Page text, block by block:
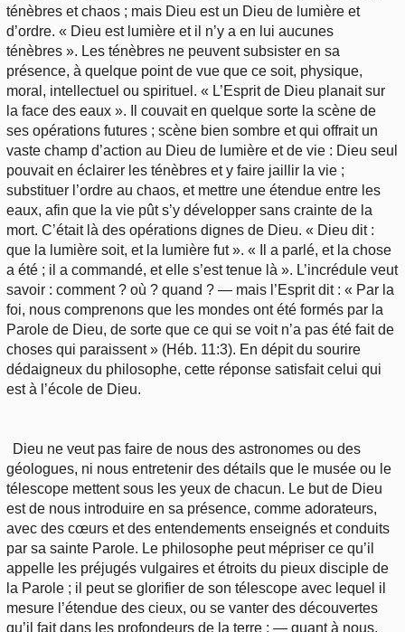
ténèbres et chaos ; mais Dieu est un Dieu de lumière et
d’ordre. « Dieu est lumière et il n’y a en lui aucunes
ténèbres ». Les ténèbres ne peuvent subsister en sa
présence, à quelque point de vue que ce soit, physique,
moral, intellectuel ou spirituel. « L’Esprit de Dieu planait sur
la face des eaux ». Il couvait en quelque sorte la scène de
ses opérations futures ; scène bien sombre et qui offrait un
vaste champ d’action au Dieu de lumière et de vie : Dieu seul
pouvait en éclairer les ténèbres et y faire jaillir la vie ;
substituer l’ordre au chaos, et mettre une étendue entre les
eaux, afin que la vie pût s’y développer sans crainte de la
mort. C’était là des opérations dignes de Dieu. « Dieu dit :
que la lumière soit, et la lumière fut ». « Il a parlé, et la chose
a été ; il a commandé, et elle s’est tenue là ». L’incrédule veut
savoir : comment ? où ? quand ? — mais l’Esprit dit : « Par la
foi, nous comprenons que les mondes ont été formés par la
Parole de Dieu, de sorte que ce qui se voit n’a pas été fait de
choses qui paraissent » (Héb. 11:3). En dépit du sourire
dédaigneux du philosophe, cette réponse satisfait celui qui
est à l’école de Dieu.
Dieu ne veut pas faire de nous des astronomes ou des
géologues, ni nous entretenir des détails que le musée ou le
télescope mettent sous les yeux de chacun. Le but de Dieu
est de nous introduire en sa présence, comme adorateurs,
avec des cœurs et des entendements enseignés et conduits
par sa sainte Parole. Le philosophe peut mépriser ce qu’il
appelle les préjugés vulgaires et étroits du pieux disciple de
la Parole ; il peut se glorifier de son télescope avec lequel il
mesure l’étendue des cieux, ou se vanter des découvertes
qu’il fait dans les profondeurs de la terre ; — quant à nous,